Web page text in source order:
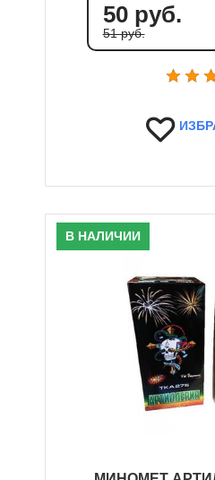
50 руб.
51 руб.
В НАЛИЧИИ